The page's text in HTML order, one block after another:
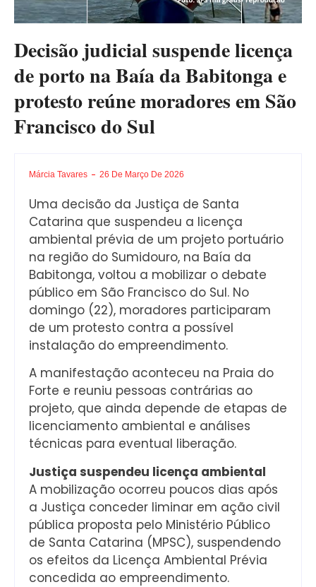
Decisão judicial suspende licença
de porto na Baía da Babitonga e
protesto reúne moradores em São
Francisco do Sul
Márcia Tavares 26 De Março De 2026
Uma decisão da Justiça de Santa
Catarina que suspendeu a licença
ambiental prévia de um projeto portuário
na região do Sumidouro, na Baía da
Babitonga, voltou a mobilizar o debate
público em São Francisco do Sul. No
domingo (22), moradores participaram
de um protesto contra a possível
instalação do empreendimento.
A manifestação aconteceu na Praia do
Forte e reuniu pessoas contrárias ao
projeto, que ainda depende de etapas de
licenciamento ambiental e análises
técnicas para eventual liberação.
Justiça suspendeu licença ambiental
A mobilização ocorreu poucos dias após
a Justiça conceder liminar em ação civil
pública proposta pelo Ministério Público
de Santa Catarina (MPSC), suspendendo
os efeitos da Licença Ambiental Prévia
concedida ao empreendimento.